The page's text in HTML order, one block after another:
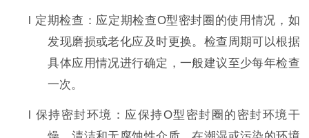
l 定期检查：应定期检查O型密封圈的使用情况，如
发现磨损或老化应及时更换。检查周期可以根据
具体应用情况进行确定，一般建议至少每年检查
一次。
l 保持密封环境：应保持O型密封圈的密封环境干